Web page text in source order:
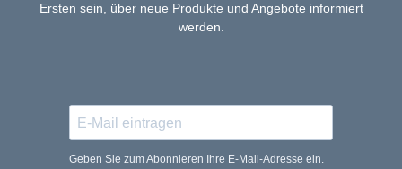
Ersten sein, über neue Produkte und Angebote informiert
werden.
Geben Sie zum Abonnieren Ihre E-Mail-Adresse ein.